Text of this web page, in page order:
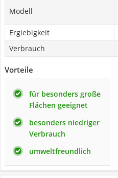
Modell
Ergiebigkeit
Verbrauch
Vorteile
für besonders große
Flächen geeignet
besonders niedriger
Verbrauch
umweltfreundlich